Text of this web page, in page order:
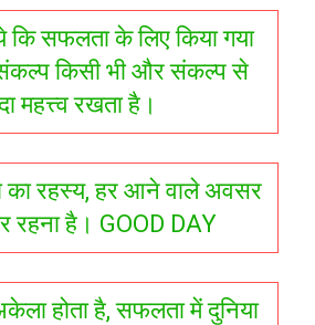
कि सफलता के लिए किया गया
किसी भी और संकल्प से
महत्त्व रखता है।
रहस्य, हर आने वाले अवसर
रहना है। GOOD DAY
होता है, सफलता में दुनिया